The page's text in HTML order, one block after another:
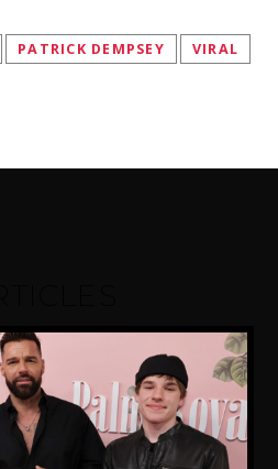
PATRICK DEMPSEY VIRAL